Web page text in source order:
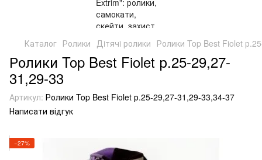
Каталог Ролики Дiтячi ролики Ролики Top Best Fiolet
Ролики Top Best Fiolet р.25-29,27-
31,29-33
Артикул: Ролики Top Best Fiolet р.25-29,27-31,29-33,34-37
Написати відгук
−27%